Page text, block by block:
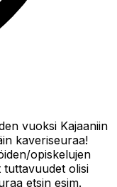
vuoksi Kajaaniin
kaveriseuraa!
opiskelujen
olisi
etsin esim.